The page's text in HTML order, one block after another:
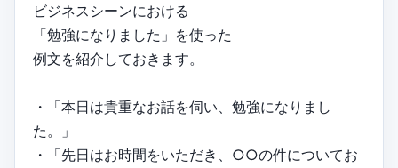
ビジネスシーンにおける
「勉強になりました」を使った
例文を紹介しておきます。
・「本日は貴重なお話を伺い、勉強になりまし
た。」
・「先日はお時間をいただき、○○の件についてお